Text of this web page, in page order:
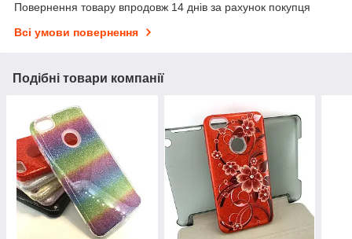
Повернення товару впродовж 14 днів за рахунок покупця
Всі умови повернення
Подібні товари компанії